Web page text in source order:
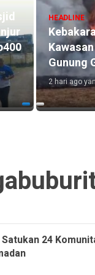
HEADLINE
Gunung
2 hari ago
24